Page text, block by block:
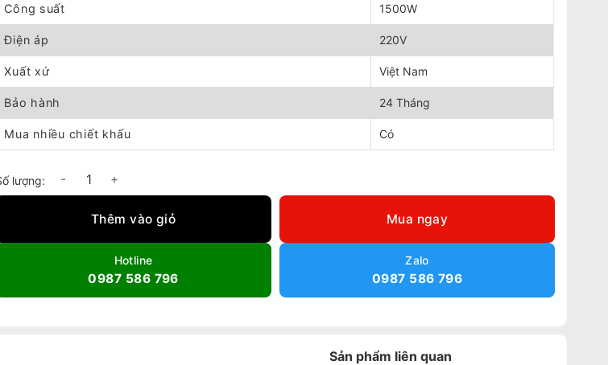
Công suất 1500W
Điện áp 220V
Xuất xứ Việt Nam
Bảo hành 24 Tháng
Mua nhiều chiết khấu Có
Quạt hút hướng trục công suất lớn DYT 40TV-2 số lượng
Thêm vào giỏ Mua ngay
Hotline
0987 586 796
Zalo
0987 586 796
Sản phẩm liên quan